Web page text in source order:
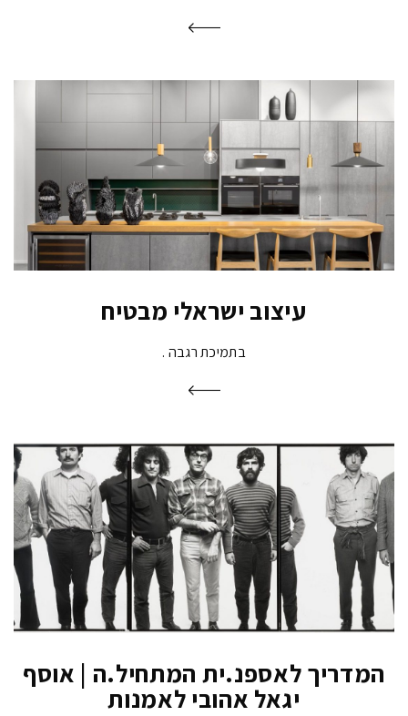
עיצוב ישראלי מבטיח
בתמיכת רגבה
המדריך לאספנ.ית המתחיל.ה | אוסף
יגאל אהובי לאמנות